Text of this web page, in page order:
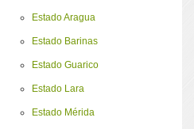
Estado Aragua
Estado Barinas
Estado Guarico
Estado Lara
Estado Mérida